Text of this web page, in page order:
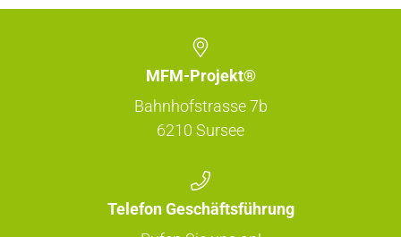
MFM-Projekt®
Bahnhofstrasse 7b
6210 Sursee
Telefon Geschäftsführung